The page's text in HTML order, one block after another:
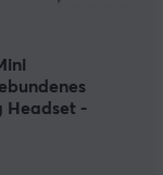
Headset -